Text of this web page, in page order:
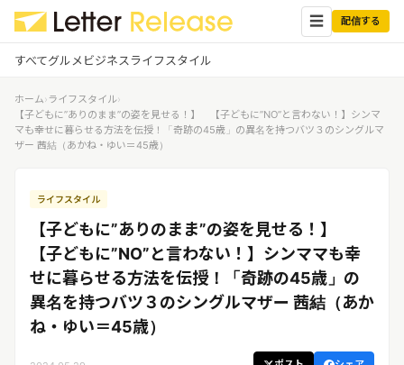
☰ 配信する
すべてグルメビジネスライフスタイル
グルメ
ビジネス
ライフスタイル
ログイン ✕
企業ユーザーでログイン
する
受信レターリリース受信ユーザー
メディアユーザーでログインする
レターリリースを受信（メディア登
録）
ホーム›ライフスタイル›
【子どもに”ありのまま”の姿を見せる！】 【子どもに”NO”と言わない！】シンマ
マも幸せに暮らせる方法を伝授！「奇跡の45歳」の異名を持つバツ３のシングルマ
ザー 茜結（あかね・ゆい＝45歳）
ライフスタイル
【子どもに”ありのまま”の姿を見せる！】
【子どもに”NO”と言わない！】シンママも幸
せに暮らせる方法を伝授！「奇跡の45歳」の
異名を持つバツ３のシングルマザー 茜結（あか
ね・ゆい＝45歳）